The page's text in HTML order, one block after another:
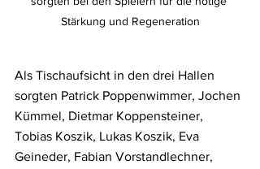
Stärkung und Regeneration
Als Tischaufsicht in den drei Hallen
sorgten Patrick Poppenwimmer, Jochen
Kümmel, Dietmar Koppensteiner,
Tobias Koszik, Lukas Koszik, Eva
Geineder, Fabian Vorstandlechner,